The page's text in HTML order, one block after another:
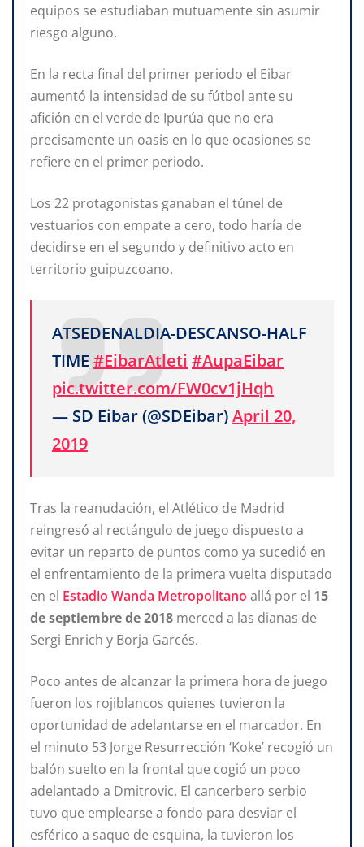
equipos se estudiaban mutuamente sin asumir
riesgo alguno.
En la recta final del primer periodo el Eibar
aumentó la intensidad de su fútbol ante su
afición en el verde de Ipurúa que no era
precisamente un oasis en lo que ocasiones se
refiere en el primer periodo.
Los 22 protagonistas ganaban el túnel de
vestuarios con empate a cero, todo haría de
decidirse en el segundo y definitivo acto en
territorio guipuzcoano.
ATSEDENALDIA-DESCANSO-HALF
TIME #EibarAtleti #AupaEibar
pic.twitter.com/FW0cv1jHqh
— SD Eibar (@SDEibar)April 20,
2019
Tras la reanudación, el Atlético de Madrid
reingresó al rectángulo de juego dispuesto a
evitar un reparto de puntos como ya sucedió en
el enfrentamiento de la primera vuelta disputado
en el Estadio Wanda Metropolitano allá por el 15
de septiembre de 2018 merced a las dianas de
Sergi Enrich y Borja Garcés.
Poco antes de alcanzar la primera hora de juego
fueron los rojiblancos quienes tuvieron la
oportunidad de adelantarse en el marcador. En
el minuto 53 Jorge Resurrección ‘Koke’ recogió un
balón suelto en la frontal que cogió un poco
adelantado a Dmitrovic. El cancerbero serbio
tuvo que emplearse a fondo para desviar el
esférico a saque de esquina, la tuvieron los